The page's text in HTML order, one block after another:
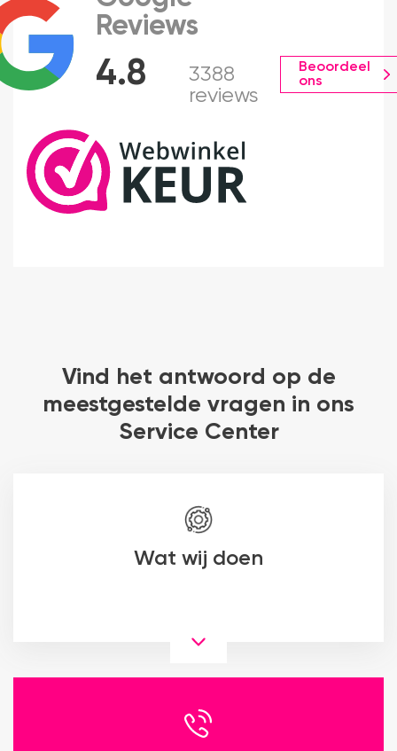
4.8
Reviews
3388
reviews
Beoordeel
ons
Vind het antwoord op de
meestgestelde vragen in ons
Service Center
Wat wij doen